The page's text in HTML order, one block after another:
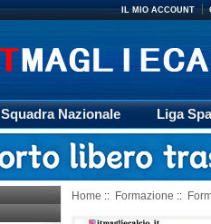
IL MIO ACCOUNT
Squadra Nazionale Liga
Rugby trasporto
Home :: Formazione ::